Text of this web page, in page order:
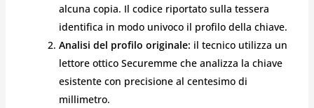
alcuna copia. Il codice riportato sulla tessera
identifica in modo univoco il profilo della chiave.
Analisi del profilo originale: il tecnico utilizza un
lettore ottico Securemme che analizza la chiave
esistente con precisione al centesimo di
millimetro.